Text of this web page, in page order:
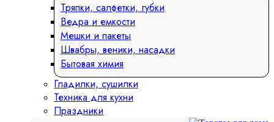
Тряпки, салфетки, губки
Ведра и емкости
Мешки и пакеты
Швабры, веники, насадки
Бытовая химия
Гладилки, сушилки
Техника для кухни
Праздники